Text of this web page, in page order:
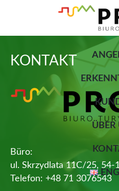
ÜBER
KONTAKT
Büro:
ul. Skrzydlata 11C/25, 54-
Telefon: +48 71 3076543